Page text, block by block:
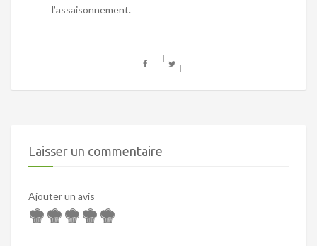
l’assaisonnement.
Laisser un commentaire
Ajouter un avis